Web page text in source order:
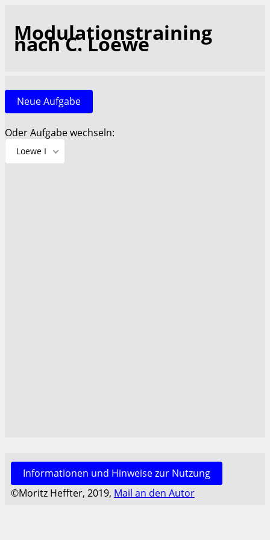
Modulationstraining
nach C. Loewe
Neue Aufgabe
Oder Aufgabe wechseln:
Loewe I
Informationen und Hinweise zur Nutzung
©Moritz Heffter, 2019, Mail an den Autor